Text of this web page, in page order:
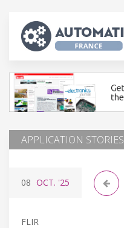
APPLICATION STORIES
08 OCT. '25
FLIR